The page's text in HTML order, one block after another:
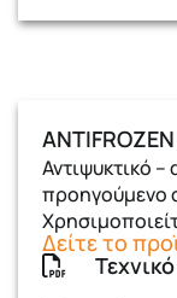
Αντιψυκτικό –
προηγούμενο
Δείτε το